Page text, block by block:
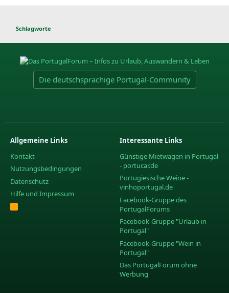
Schlagworte
Die deutschsprachige Portugal-Community
Allgemeine Links
Kontakt
Nutzungsbedingungen
Datenschutz
Hilfe und Impressum
R
S
Interessante Links
Günstige Mietwagen in Portugal
- portucar.de
Portugiesische Weine -
vinhoportugal.de
Facebook-Gruppe des
PortugalForums
Facebook-Gruppe "Urlaub in
Portugal"
Facebook-Gruppe "Wein in
Portugal"
Das PortugalForum ohne
Werbung